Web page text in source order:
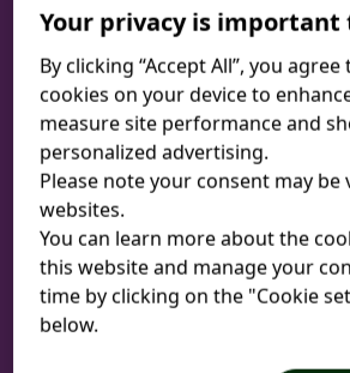
démangeaisons
Sans somnolence
Soulagement pendant 12
Format:
40 comprimés
Your privacy is important
By clicking “Accept All”, you
cookies on your device to
measure site performance and
personalized advertising.
Please note your consent may
websites.
You can learn more about the
this website and manage your
time by clicking on the "Cookie
below.